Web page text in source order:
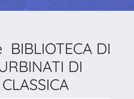
DI
DI